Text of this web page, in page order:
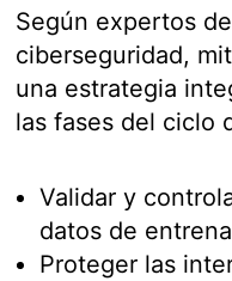
Según expertos
ciberseguridad,
una estrategia
las fases del ciclo
Validar y
datos de
Proteger las